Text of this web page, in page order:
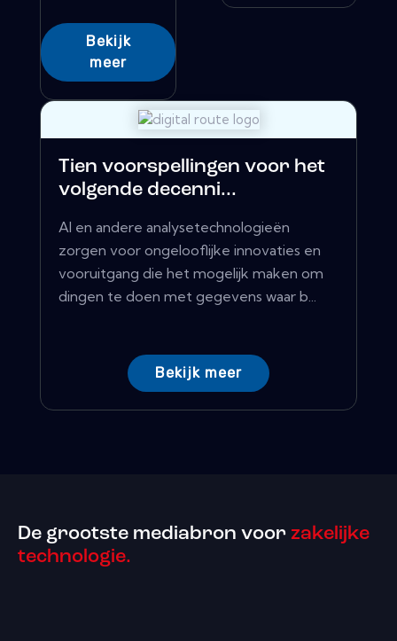
Bekijk
meer
Tien voorspellingen voor het
volgende decenni...
AI en andere analysetechnologieën
zorgen voor ongelooflijke innovaties en
vooruitgang die het mogelijk maken om
dingen te doen met gegevens waar b...
Bekijk meer
De grootste mediabron voor zakelijke
technologie.